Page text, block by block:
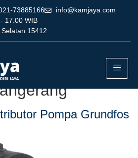
73885166
info@kamjaya.com
17.00 WIB
15412
Pompa Grundfos